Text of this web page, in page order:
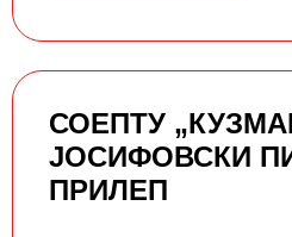
СОЕПТУ
ЈОСИФОВСКИ
ПРИЛЕП